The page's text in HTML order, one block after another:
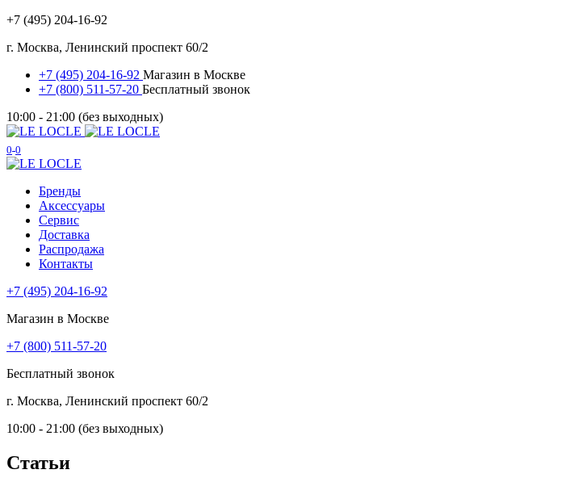
+7 (495) 204-16-92
г. Москва, Ленинский проспект 60/2
+7 (495) 204-16-92 Магазин в Москве
+7 (800) 511-57-20 Бесплатный звонок
10:00 - 21:00 (без выходных)
0 0
Бренды
Аксессуары
Сервис
Доставка
Распродажа
Контакты
+7 (495) 204-16-92
Магазин в Москве
+7 (800) 511-57-20
Бесплатный звонок
г. Москва, Ленинский проспект 60/2
10:00 - 21:00 (без выходных)
Статьи